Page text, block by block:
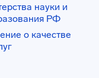
науки и
РФ
о качестве